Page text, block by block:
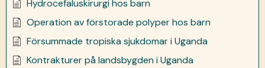
Hydrocefaluskirurgi hos barn
Operation av förstorade polyper hos barn
Försummade tropiska sjukdomar i Uganda
Kontrakturer på landsbygden i Uganda